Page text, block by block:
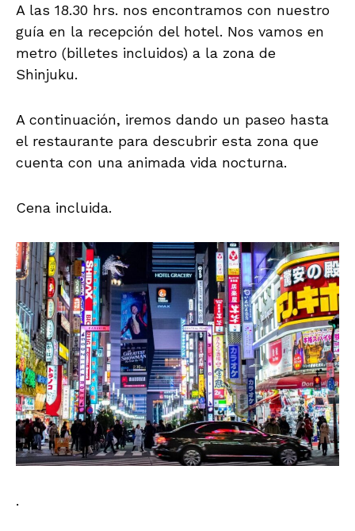
A las 18.30 hrs. nos encontramos con nuestro
guía en la recepción del hotel. Nos vamos en
metro (billetes incluidos) a la zona de
Shinjuku.
A continuación, iremos dando un paseo hasta
el restaurante para descubrir esta zona que
cuenta con una animada vida nocturna.
Cena incluida.
.